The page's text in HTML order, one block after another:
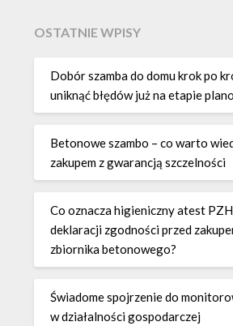
OSTATNIE WPISY
Dobór szamba do domu krok po
uniknąć błędów już na etapie
Betonowe szambo – co warto
zakupem z gwarancją szczelności
Co oznacza higieniczny atest
deklaracji zgodności przed
zbiornika betonowego?
Świadome spojrzenie do
w działalności gospodarczej